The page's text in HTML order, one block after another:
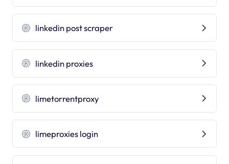
linkedin post scraper
linkedin proxies
limetorrentproxy
limeproxies login